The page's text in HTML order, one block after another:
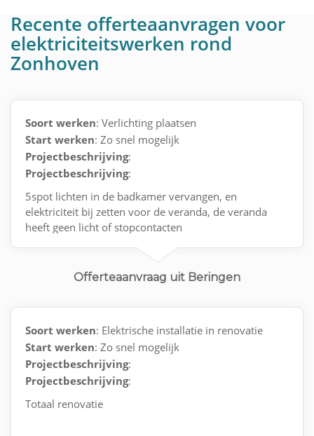
Recente offerteaanvragen voor
elektriciteitswerken rond
Zonhoven
Soort werken: Verlichting plaatsen
Start werken: Zo snel mogelijk
Projectbeschrijving:
Projectbeschrijving:
5spot lichten in de badkamer vervangen, en
elektriciteit bij zetten voor de veranda, de veranda
heeft geen licht of stopcontacten
Offerteaanvraag uit Beringen
Soort werken: Elektrische installatie in renovatie
Start werken: Zo snel mogelijk
Projectbeschrijving:
Projectbeschrijving:
Totaal renovatie